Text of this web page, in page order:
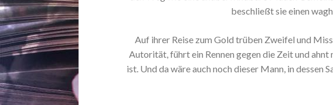
beschließt sie einen
Auf ihrer Reise zum Gold trüben Zweifel und
Autorität, führt ein Rennen gegen die Zeit und ahnt
ist. Und da wäre auch noch dieser Mann, in dessen